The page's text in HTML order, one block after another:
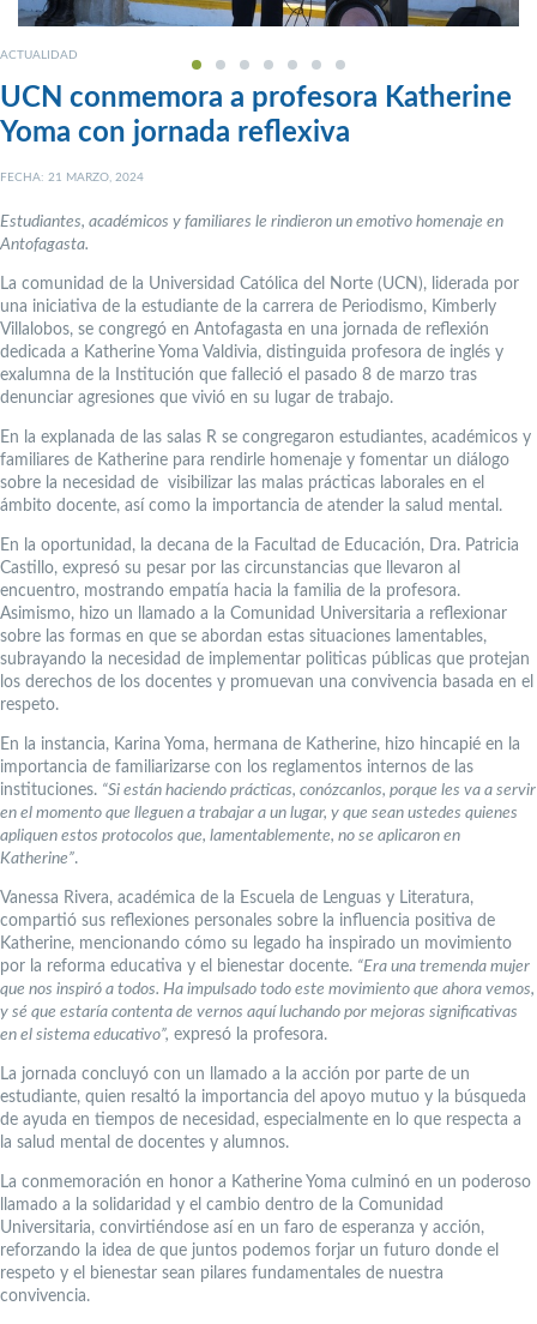
ACTUALIDAD
UCN conmemora a profesora Katherine
Yoma con jornada reflexiva
FECHA: 21 MARZO, 2024
Estudiantes, académicos y familiares le rindieron un emotivo homenaje en
Antofagasta.
La comunidad de la Universidad Católica del Norte (UCN), liderada por
una iniciativa de la estudiante de la carrera de Periodismo, Kimberly
Villalobos, se congregó en Antofagasta en una jornada de reflexión
dedicada a Katherine Yoma Valdivia, distinguida profesora de inglés y
exalumna de la Institución que falleció el pasado 8 de marzo tras
denunciar agresiones que vivió en su lugar de trabajo.
En la explanada de las salas R se congregaron estudiantes, académicos y
familiares de Katherine para rendirle homenaje y fomentar un diálogo
sobre la necesidad de visibilizar las malas prácticas laborales en el
ámbito docente, así como la importancia de atender la salud mental.
En la oportunidad, la decana de la Facultad de Educación, Dra. Patricia
Castillo, expresó su pesar por las circunstancias que llevaron al
encuentro, mostrando empatía hacia la familia de la profesora.
Asimismo, hizo un llamado a la Comunidad Universitaria a reflexionar
sobre las formas en que se abordan estas situaciones lamentables,
subrayando la necesidad de implementar politicas públicas que protejan
los derechos de los docentes y promuevan una convivencia basada en el
respeto.
En la instancia, Karina Yoma, hermana de Katherine, hizo hincapié en la
importancia de familiarizarse con los reglamentos internos de las
instituciones. “Si están haciendo prácticas, conózcanlos, porque les va a servir
en el momento que lleguen a trabajar a un lugar, y que sean ustedes quienes
apliquen estos protocolos que, lamentablemente, no se aplicaron en
Katherine”.
Vanessa Rivera, académica de la Escuela de Lenguas y Literatura,
compartió sus reflexiones personales sobre la influencia positiva de
Katherine, mencionando cómo su legado ha inspirado un movimiento
por la reforma educativa y el bienestar docente. “Era una tremenda mujer
que nos inspiró a todos. Ha impulsado todo este movimiento que ahora vemos,
y sé que estaría contenta de vernos aquí luchando por mejoras significativas
en el sistema educativo”, expresó la profesora.
La jornada concluyó con un llamado a la acción por parte de un
estudiante, quien resaltó la importancia del apoyo mutuo y la búsqueda
de ayuda en tiempos de necesidad, especialmente en lo que respecta a
la salud mental de docentes y alumnos.
La conmemoración en honor a Katherine Yoma culminó en un poderoso
llamado a la solidaridad y el cambio dentro de la Comunidad
Universitaria, convirtiéndose así en un faro de esperanza y acción,
reforzando la idea de que juntos podemos forjar un futuro donde el
respeto y el bienestar sean pilares fundamentales de nuestra
convivencia.